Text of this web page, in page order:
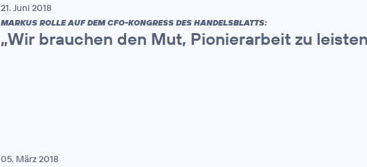
21. Juni 2018
MARKUS ROLLE AUF DEM CFO-KONGRESS DES HANDELSBLATTS:
„Wir brauchen den Mut, Pionierarbeit zu
05. März 2018